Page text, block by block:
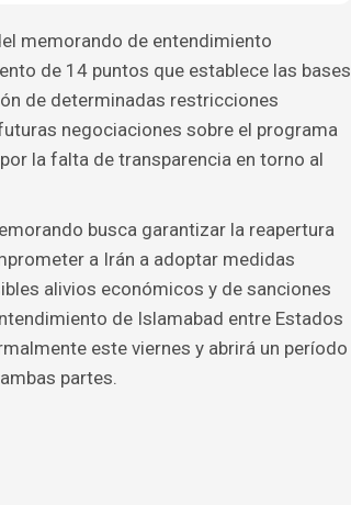
memorando de entendimiento
de 14 puntos que establece las bases
de determinadas restricciones
negociaciones sobre el programa
la falta de transparencia en torno al
busca garantizar la reapertura
a Irán a adoptar medidas
alivios económicos y de sanciones
de Islamabad entre Estados
este viernes y abrirá un período
partes.